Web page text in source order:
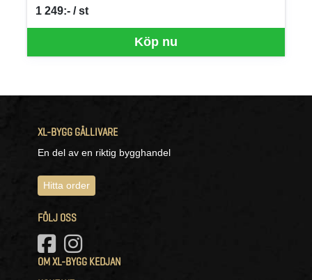
Köp nu
1 249:- / st
SEK per ST
XL-BYGG GÄLLIVARE
En del av en riktig bygghandel
Hitta order
FÖLJ OSS
OM XL-BYGG KEDJAN